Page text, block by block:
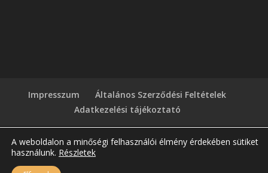
Impresszum
Általános Szerződési Feltételek
Adatkezelési tájékoztató
A weboldalon a minőségi felhasználói élmény érdekében sütiket
használunk. Részletek